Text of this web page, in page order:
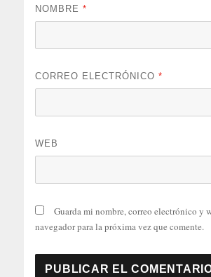
NOMBRE*
CORREO ELECTRÓNICO*
WEB
Guarda mi nombre, correo electrónico y
navegador para la próxima vez que comente.